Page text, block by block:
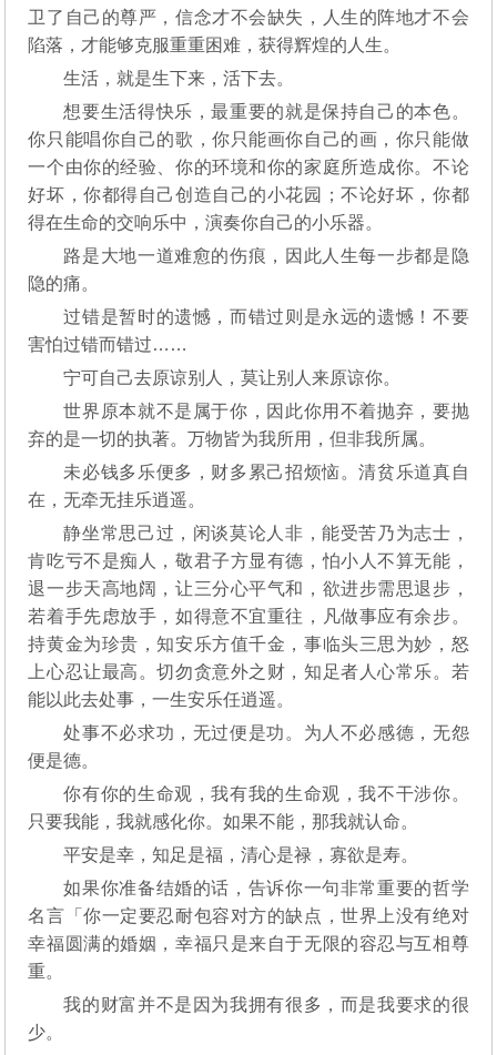
卫了自己的尊严，信念才不会缺失，人生的阵地才不会
陷落，才能够克服重重困难，获得辉煌的人生。
生活，就是生下来，活下去。
想要生活得快乐，最重要的就是保持自己的本色。
你只能唱你自己的歌，你只能画你自己的画，你只能做
一个由你的经验、你的环境和你的家庭所造成你。不论
好坏，你都得自己创造自己的小花园；不论好坏，你都
得在生命的交响乐中，演奏你自己的小乐器。
路是大地一道难愈的伤痕，因此人生每一步都是隐
隐的痛。
过错是暂时的遗憾，而错过则是永远的遗憾！不要
害怕过错而错过……
宁可自己去原谅别人，莫让别人来原谅你。
世界原本就不是属于你，因此你用不着抛弃，要抛
弃的是一切的执著。万物皆为我所用，但非我所属。
未必钱多乐便多，财多累己招烦恼。清贫乐道真自
在，无牵无挂乐逍遥。
静坐常思己过，闲谈莫论人非，能受苦乃为志士，
肯吃亏不是痴人，敬君子方显有德，怕小人不算无能，
退一步天高地阔，让三分心平气和，欲进步需思退步，
若着手先虑放手，如得意不宜重往，凡做事应有余步。
持黄金为珍贵，知安乐方值千金，事临头三思为妙，怒
上心忍让最高。切勿贪意外之财，知足者人心常乐。若
能以此去处事，一生安乐任逍遥。
处事不必求功，无过便是功。为人不必感德，无怨
便是德。
你有你的生命观，我有我的生命观，我不干涉你。
只要我能，我就感化你。如果不能，那我就认命。
平安是幸，知足是福，清心是禄，寡欲是寿。
如果你准备结婚的话，告诉你一句非常重要的哲学
名言「你一定要忍耐包容对方的缺点，世界上没有绝对
幸福圆满的婚姻，幸福只是来自于无限的容忍与互相尊
重。
我的财富并不是因为我拥有很多，而是我要求的很
少。